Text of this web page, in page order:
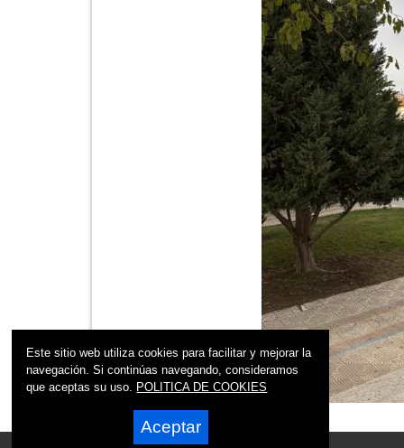
Este sitio web utiliza cookies para facilitar y mejorar la
navegación. Si continúas navegando, consideramos
que aceptas su uso. POLITICA DE COOKIES
Aceptar